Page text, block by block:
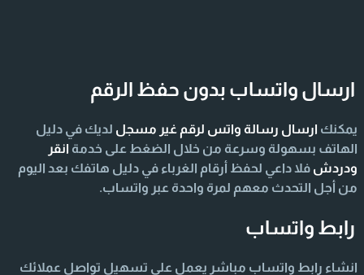
ارسال واتساب بدون حفظ الرقم
يمكنك ارسال رسالة واتس لرقم غير مسجل لديك في دليل
الهاتف بسهولة وسرعة من خلال الضغط على خدمة انقر
ودردش فلا داعي لحفظ أرقام الغرباء في دليل هاتفك بعد اليوم
من أجل التحدث معهم لمرة واحدة عبر واتساب.
رابط واتساب
انشاء رابط واتساب مباشر يعمل على تسهيل تواصل عملائك